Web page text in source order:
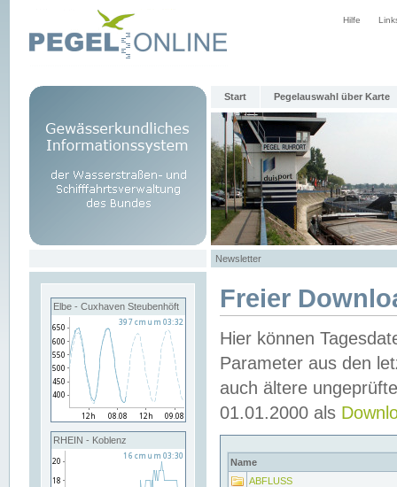
Hilfe
Start Pegelauswahl über Karte
Newsletter
Elbe - Cuxhaven Steubenhöft
RHEIN - Koblenz
Freier
Hier können
Parameter aus den
auch ältere
01.01.2000 als
Name
ABFLUSS